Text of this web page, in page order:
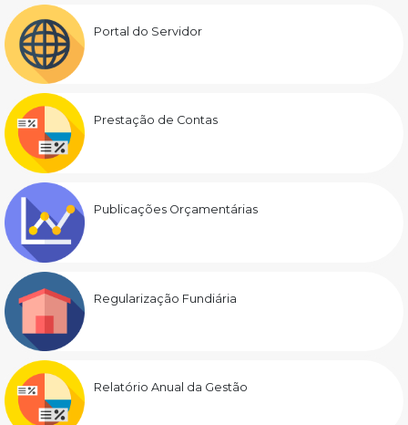
Portal do Servidor
Prestação de Contas
Publicações Orçamentárias
Regularização Fundiária
Relatório Anual da Gestão